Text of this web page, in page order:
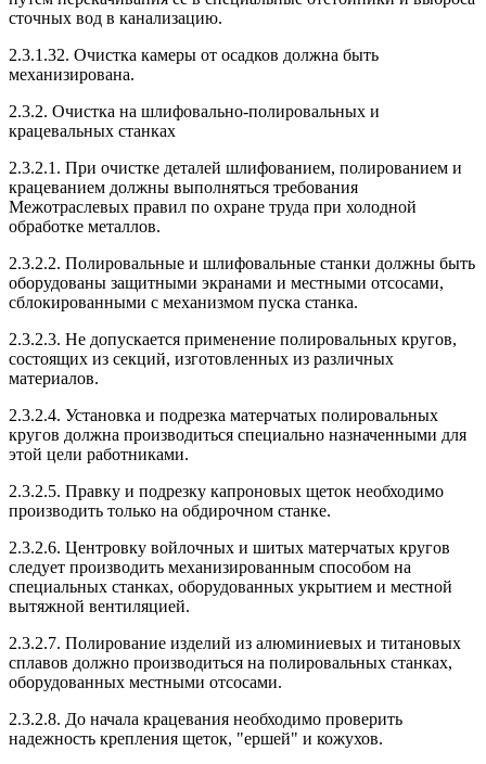
сточных вод в канализацию.
2.3.1.32. Очистка камеры от осадков должна быть
механизирована.
2.3.2. Очистка на шлифовально-полировальных и
крацевальных станках
2.3.2.1. При очистке деталей шлифованием, полированием и
крацеванием должны выполняться требования
Межотраслевых правил по охране труда при холодной
обработке металлов.
2.3.2.2. Полировальные и шлифовальные станки должны быть
оборудованы защитными экранами и местными отсосами,
сблокированными с механизмом пуска станка.
2.3.2.3. Не допускается применение полировальных кругов,
состоящих из секций, изготовленных из различных
материалов.
2.3.2.4. Установка и подрезка матерчатых полировальных
кругов должна производиться специально назначенными для
этой цели работниками.
2.3.2.5. Правку и подрезку капроновых щеток необходимо
производить только на обдирочном станке.
2.3.2.6. Центровку войлочных и шитых матерчатых кругов
следует производить механизированным способом на
специальных станках, оборудованных укрытием и местной
вытяжной вентиляцией.
2.3.2.7. Полирование изделий из алюминиевых и титановых
сплавов должно производиться на полировальных станках,
оборудованных местными отсосами.
2.3.2.8. До начала крацевания необходимо проверить
надежность крепления щеток, "ершей" и кожухов.